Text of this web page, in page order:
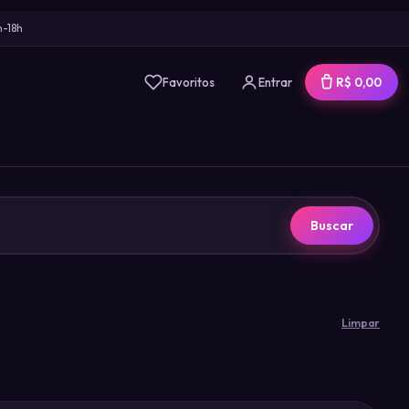
18h
Favoritos Entrar R$ 0,00
Buscar
Limpar